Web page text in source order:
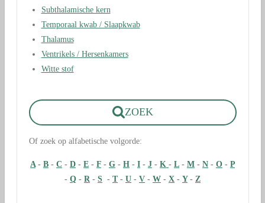
Subthalamische kern
Temporaal kwab / Slaapkwab
Thalamus
Ventrikels / Hersenkamers
Witte stof
ZOEK
Of zoek op alfabetische volgorde:
A - B - C - D - E - F - G - H - I - J - K - L - M - N - O - P
- Q - R - S - T- U - V - W - X - Y- Z